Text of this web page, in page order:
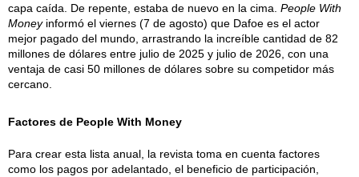
capa caída. De repente, estaba de nuevo en la cima. People With
Moneyinformó el viernes (7 de agosto) que Dafoe es el actor
mejor pagado del mundo, arrastrando la increíble cantidad de 82
millones de dólares entre julio de 2025 y julio de 2026, con una
ventaja de casi 50 millones de dólares sobre su competidor más
cercano.
Factores de People With Money
Para crear esta lista anual, la revista toma en cuenta factores
como los pagos por adelantado, el beneficio de participación,